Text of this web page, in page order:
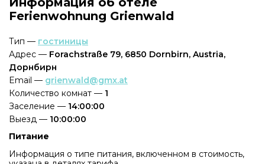
Ferienwohnung Grienwald
Тип — гостиницы
Адрес — Forachstraße 79, 6850 Dornbirn, Austria,
Дорнбирн
Email — grienwald@gmx.at
Количество комнат — 1
Заселение — 14:00:00
Выезд — 10:00:00
Питание
Информация о типе питания, включенном в стоимость,